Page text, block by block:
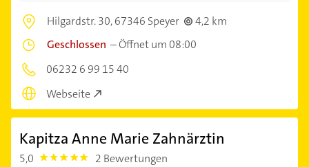
Hilgardstr. 30,67346 Speyer
4,2 km
Geschlossen –Öffnet um 08:00
06232 6 99 15 40
Webseite
Kapitza Anne Marie Zahnärztin
5,0 5.0 2 Bewertungen